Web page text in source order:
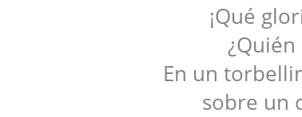
¡Qué
En un
sobre un